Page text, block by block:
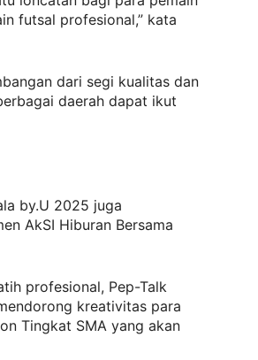
futsal profesional,” kata
dari segi kualitas dan
daerah dapat ikut
by.U 2025 juga
AkSI Hiburan Bersama
profesional, Pep-Talk
kreativitas para
Tingkat SMA yang akan